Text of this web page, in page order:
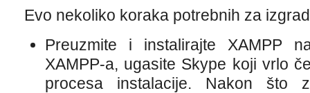
Evo nekoliko koraka potrebnih za
Preuzmite i instalirajte XAMPP
XAMPP-a, ugasite Skype koji vrlo
procesa instalacije. Nakon što